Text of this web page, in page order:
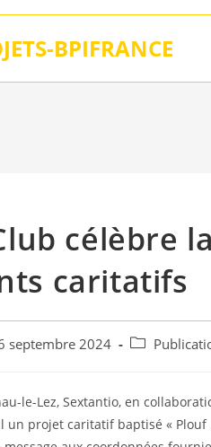
BPIFRANCE
célèbre
caritatifs
septembre 2024
Post
le-Lez, Sextantio, en
un projet caritatif baptisé «